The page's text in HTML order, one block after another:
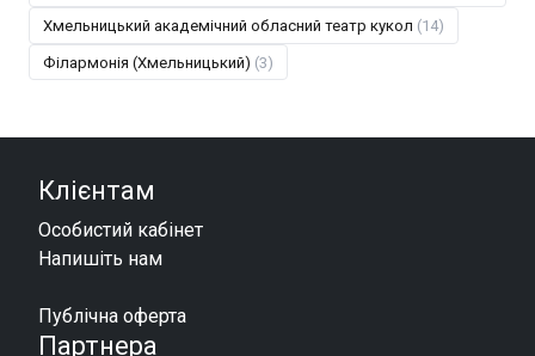
Хмельницький академічний обласний театр кукол (14)
Філармонія (Хмельницький) (3)
Клієнтам
Особистий кабінет
Напишіть нам
Публічна оферта
Партнера